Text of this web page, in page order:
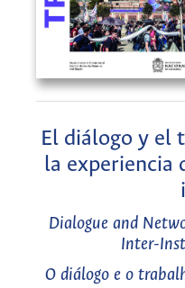
El diálogo y el
la experiencia
Dialogue and
Inter-
O diálogo e o